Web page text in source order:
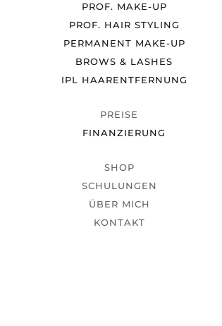
PROF. MAKE-UP
PROF. HAIR STYLING
PERMANENT MAKE-UP
BROWS & LASHES
IPL HAARENTFERNUNG
PREISE
FINANZIERUNG
SHOP
SCHULUNGEN
ÜBER MICH
KONTAKT